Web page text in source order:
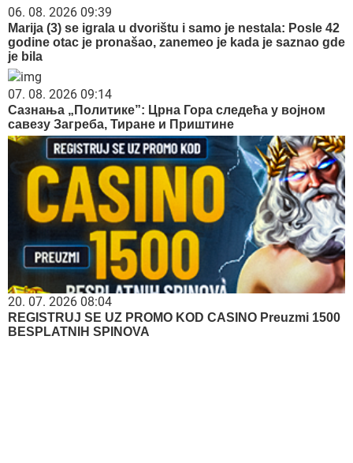
06. 08. 2026 09:39
Marija (3) se igrala u dvorištu i samo je nestala: Posle 42
godine otac je pronašao, zanemeo je kada je saznao gde
je bila
07. 08. 2026 09:14
Сазнања „Политике”: Црна Гора следећа у војном
савезу Загреба, Тиране и Приштине
20. 07. 2026 08:04
REGISTRUJ SE UZ PROMO KOD CASINO Preuzmi 1500
BESPLATNIH SPINOVA